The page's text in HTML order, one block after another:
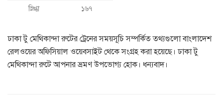
স্নিগ্ধা ১৬৭
ঢাকা টু মেথিকান্দা রুটের ট্রেনের সময়সূচি সম্পর্কিত তথ্যগুলো বাংলাদেশ
রেলওয়ের অফিসিয়াল ওয়েবসাইট থেকে সংগ্রহ করা হয়েছে। ঢাকা টু
মেথিকান্দা রুটে আপনার ভ্রমণ উপভোগ্য হোক। ধন্যবাদ।